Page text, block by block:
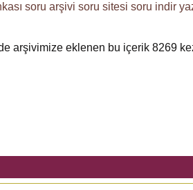
soru arşivi soru sitesi soru indir
arşivimize eklenen bu içerik 8269